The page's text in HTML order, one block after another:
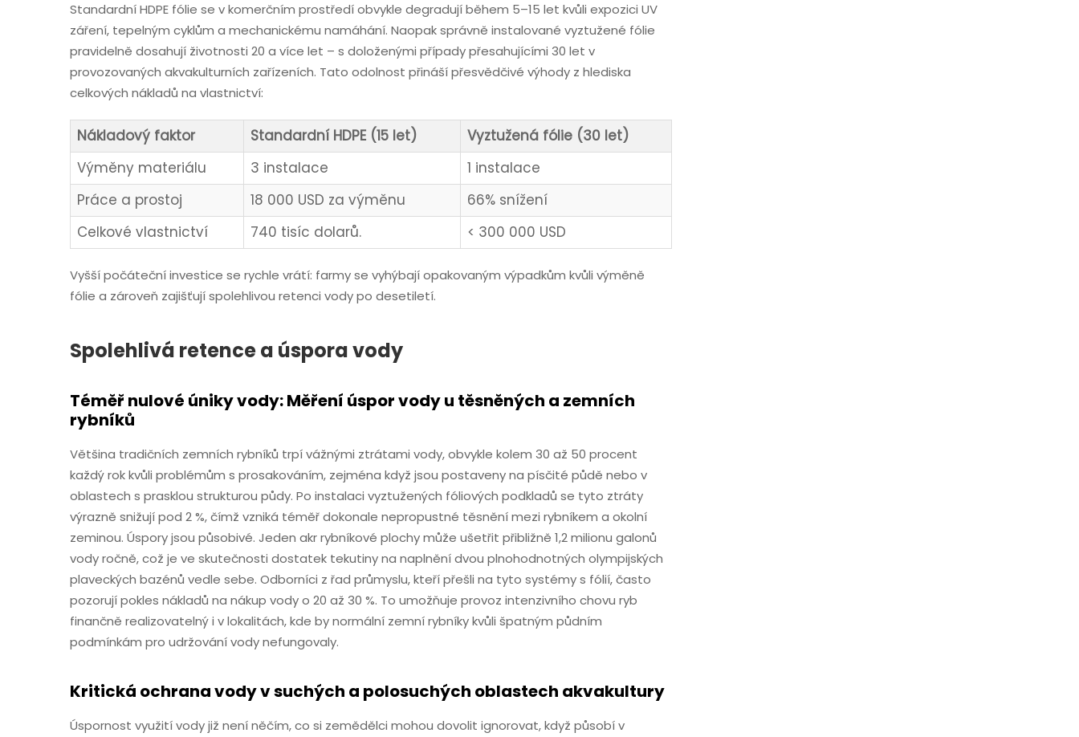
Standardní HDPE fólie se v komerčním prostředí obvykle degradují během 5–15 let kvůli expozici UV
záření, tepelným cyklům a mechanickému namáhání. Naopak správně instalované vyztužené fólie
pravidelně dosahují životnosti 20 a více let – s doloženými případy přesahujícími 30 let v
provozovaných akvakulturních zařízeních. Tato odolnost přináší přesvědčivé výhody z hlediska
celkových nákladů na vlastnictví:
Nákladový faktor Standardní HDPE (15 let)
Vyztužená fólie (30 let)
Výměny materiálu
3 instalace
1 instalace
Práce a prostoj
18 000 USD za výměnu
66% snížení
Celkové vlastnictví
740 tisíc dolarů. < 300 000 USD
Vyšší počáteční investice se rychle vrátí: farmy se vyhýbají opakovaným výpadkům kvůli výměně
fólie a zároveň zajišťují spolehlivou retenci vody po desetiletí.
Spolehlivá retence a úspora vody
Téměř nulové úniky vody: Měření úspor vody u těsněných a zemních
rybníků
Většina tradičních zemních rybníků trpí vážnými ztrátami vody, obvykle kolem 30 až 50 procent
každý rok kvůli problémům s prosakováním, zejména když jsou postaveny na písčité půdě nebo v
oblastech s prasklou strukturou půdy. Po instalaci vyztužených fóliových podkladů se tyto ztráty
výrazně snižují pod 2 %, čímž vzniká téměř dokonale nepropustné těsnění mezi rybníkem a okolní
zeminou. Úspory jsou působivé. Jeden akr rybníkové plochy může ušetřit přibližně 1,2 milionu galonů
vody ročně, což je ve skutečnosti dostatek tekutiny na naplnění dvou plnohodnotných olympijských
plaveckých bazénů vedle sebe. Odborníci z řad průmyslu, kteří přešli na tyto systémy s fólií, často
pozorují pokles nákladů na nákup vody o 20 až 30 %. To umožňuje provoz intenzivního chovu ryb
finančně realizovatelný i v lokalitách, kde by normální zemní rybníky kvůli špatným půdním
podmínkám pro udržování vody nefungovaly.
Kritická ochrana vody v suchých a polosuchých oblastech akvakultury
Úspornost využití vody již není něčím, co si zemědělci mohou dovolit ignorovat, když působí v